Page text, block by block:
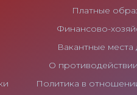
Платные
Финансово-
Вакантные
О
Политика в